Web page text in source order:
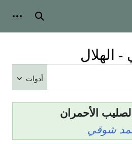
بحث
الهلال
أدوات
الأحمران
شوقي